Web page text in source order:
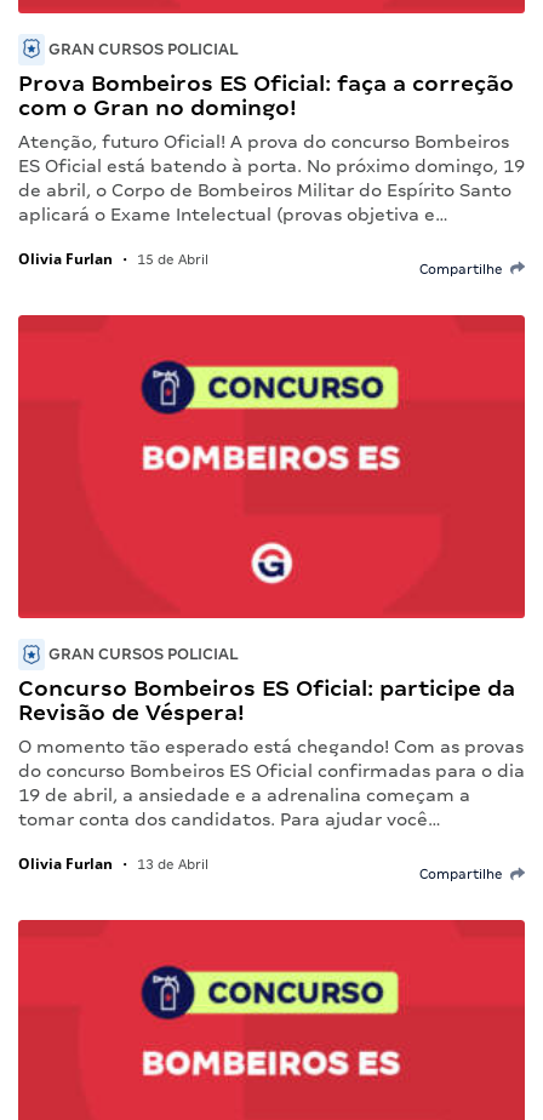
GRAN CURSOS POLICIAL
Prova Bombeiros ES Oficial: faça a correção
com o Gran no domingo!
Atenção, futuro Oficial! A prova do concurso Bombeiros
ES Oficial está batendo à porta. No próximo domingo, 19
de abril, o Corpo de Bombeiros Militar do Espírito Santo
aplicará o Exame Intelectual (provas objetiva e…
Olivia Furlan • 15 de Abril
Compartilhe
GRAN CURSOS POLICIAL
Concurso Bombeiros ES Oficial: participe da
Revisão de Véspera!
O momento tão esperado está chegando! Com as provas
do concurso Bombeiros ES Oficial confirmadas para o dia
19 de abril, a ansiedade e a adrenalina começam a
tomar conta dos candidatos. Para ajudar você…
Olivia Furlan • 13 de Abril
Compartilhe